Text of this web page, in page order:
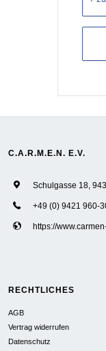
C.A.R.M.E.N. E.V.
Schulgasse 18,
+49 (0) 9421 960-
https://
RECHTLICHES
AGB
Vertrag widerrufen
Datenschutz